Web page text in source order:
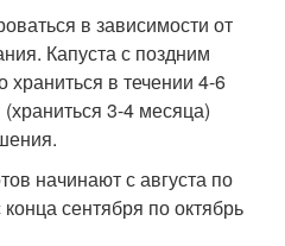
в зависимости от
Капуста с поздним
в течении 4-6
3-4 месяца)
начинают с августа по
сентября по октябрь